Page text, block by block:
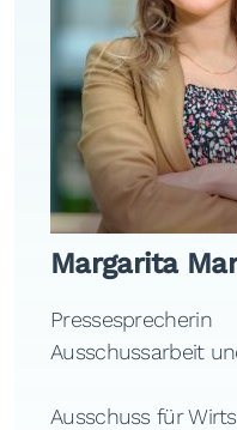
Margarita
Pressesprecherin
Ausschussarbeit
Ausschuss für